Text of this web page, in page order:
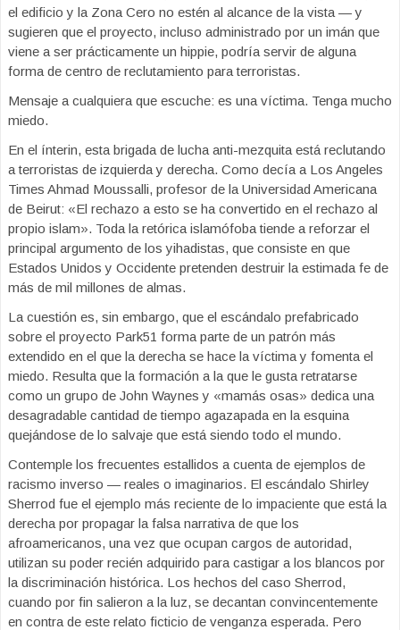
el edificio y la Zona Cero no estén al alcance de la vista — y
sugieren que el proyecto, incluso administrado por un imán que
viene a ser prácticamente un hippie, podría servir de alguna
forma de centro de reclutamiento para terroristas.
Mensaje a cualquiera que escuche: es una víctima. Tenga mucho
miedo.
En el ínterin, esta brigada de lucha anti-mezquita está reclutando
a terroristas de izquierda y derecha. Como decía a Los Angeles
Times Ahmad Moussalli, profesor de la Universidad Americana
de Beirut: «El rechazo a esto se ha convertido en el rechazo al
propio islam». Toda la retórica islamófoba tiende a reforzar el
principal argumento de los yihadistas, que consiste en que
Estados Unidos y Occidente pretenden destruir la estimada fe de
más de mil millones de almas.
La cuestión es, sin embargo, que el escándalo prefabricado
sobre el proyecto Park51 forma parte de un patrón más
extendido en el que la derecha se hace la víctima y fomenta el
miedo. Resulta que la formación a la que le gusta retratarse
como un grupo de John Waynes y «mamás osas» dedica una
desagradable cantidad de tiempo agazapada en la esquina
quejándose de lo salvaje que está siendo todo el mundo.
Contemple los frecuentes estallidos a cuenta de ejemplos de
racismo inverso — reales o imaginarios. El escándalo Shirley
Sherrod fue el ejemplo más reciente de lo impaciente que está la
derecha por propagar la falsa narrativa de que los
afroamericanos, una vez que ocupan cargos de autoridad,
utilizan su poder recién adquirido para castigar a los blancos por
la discriminación histórica. Los hechos del caso Sherrod,
cuando por fin salieron a la luz, se decantan convincentemente
en contra de este relato ficticio de venganza esperada. Pero